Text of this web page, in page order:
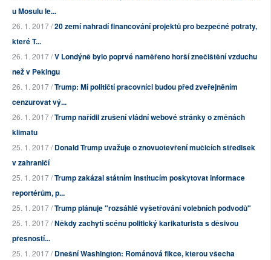
u Mosulu le...
26. 1. 2017 /20 zemí nahradí financování projektů pro bezpečné potraty,
které T...
26. 1. 2017 /V Londýně bylo poprvé naměřeno horší znečištění vzduchu
než v Pekingu
26. 1. 2017 /Trump: Mí političtí pracovníci budou před zveřejněním
cenzurovat vý...
26. 1. 2017 /Trump nařídil zrušení vládní webové stránky o změnách
klimatu
25. 1. 2017 /Donald Trump uvažuje o znovuotevření mučicích středisek
v zahraničí
25. 1. 2017 /Trump zakázal státním institucím poskytovat informace
reportérům, p...
25. 1. 2017 /Trump plánuje "rozsáhlé vyšetřování volebních podvodů"
25. 1. 2017 /Někdy zachytí scénu politický karikaturista s děsivou
přesností...
25. 1. 2017 /Dnešní Washington: Románová fikce, kterou všecha